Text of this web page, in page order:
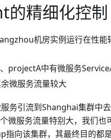
的精细化控制
机房实例运行在性
projectA中有微服务
微服务流量较大
务引流到Shanghai集群中
微服务流量特别大，我们
向该集群，其最终目的都是